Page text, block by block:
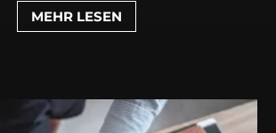
MEHR LESEN